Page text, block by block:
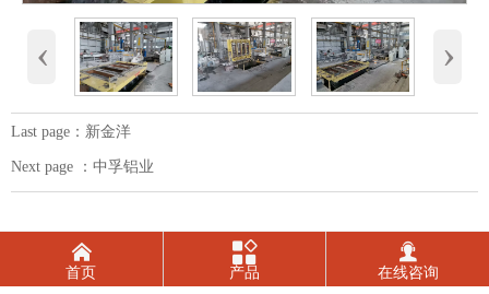
‹ ›
Last page： 新金洋
Next page ： 中孚铝业

首页

产品

在线咨询